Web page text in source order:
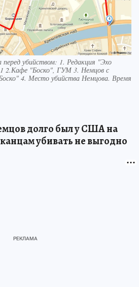
убийством: 1. Редакция "Эхо
2.Кафе "Боско", ГУМ 3. Немцов с
4. Место убийства Немцова. Время
долго был у США на
убивать не выгодно